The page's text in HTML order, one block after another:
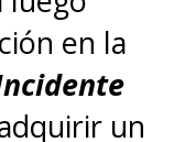
en la
un